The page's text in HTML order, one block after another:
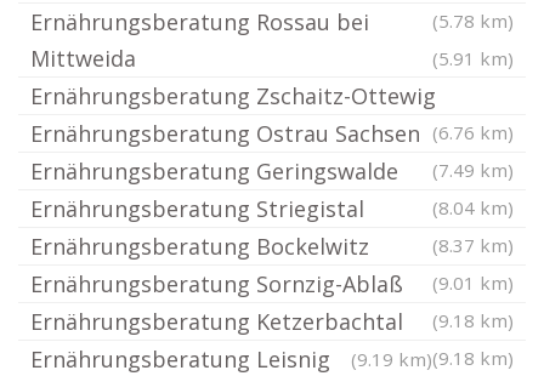
(5.78 km)
Ernährungsberatung Rossau bei
Mittweida
(5.91 km)
Ernährungsberatung Zschaitz-Ottewig
(6.76 km)
Ernährungsberatung Ostrau Sachsen
(7.49 km)
Ernährungsberatung Geringswalde
(8.04 km)
Ernährungsberatung Striegistal
(8.37 km)
Ernährungsberatung Bockelwitz
(9.01 km)
Ernährungsberatung Sornzig-Ablaß
(9.18 km)
Ernährungsberatung Ketzerbachtal
(9.18 km)
Ernährungsberatung Leisnig (9.19 km)